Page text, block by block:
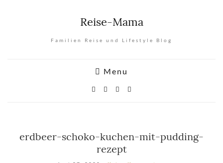
Reise-Mama
Familien Reise und Lifestyle Blog
Menu
erdbeer-schoko-kuchen-mit-pudding-
rezept